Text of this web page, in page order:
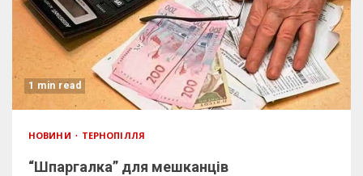
1 min read
НОВИНИ ТЕРНОПІЛЛЯ
“Шпаргалка” для мешканців